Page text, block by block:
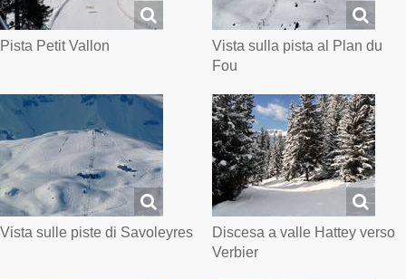
Pista Petit Vallon
Vista sulla pista al Plan du
Fou
Vista sulle piste di Savoleyres
Discesa a valle Hattey verso
Verbier